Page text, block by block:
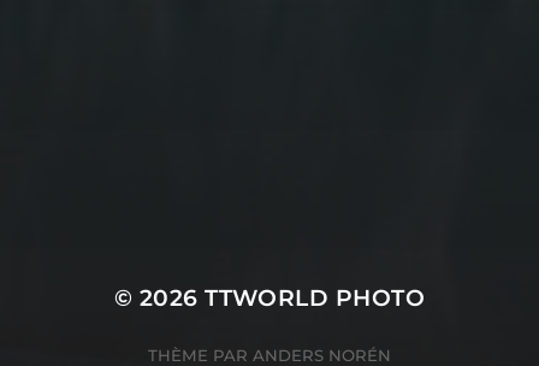
© 2026TTWORLD PHOTO
THÈME PAR ANDERS NORÉN